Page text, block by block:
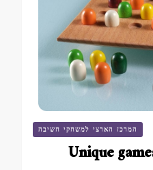
המרכז הארצי למשחקי חשיבה